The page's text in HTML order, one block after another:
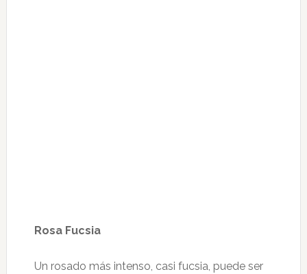
Rosa Fucsia
Un rosado más intenso, casi fucsia, puede ser